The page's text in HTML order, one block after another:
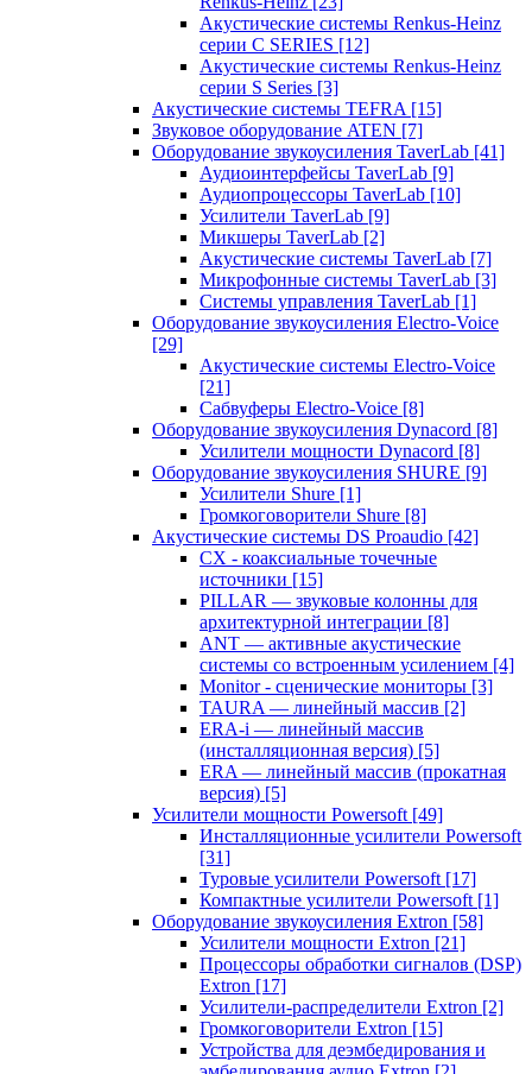
Акустические системы Renkus-Heinz
серии C SERIES [12]
Акустические системы Renkus-Heinz
серии S Series [3]
Акустические системы TEFRA [15]
Звуковое оборудование ATEN [7]
Оборудование звукоусиления TaverLab [41]
Аудиоинтерфейсы TaverLab [9]
Аудиопроцессоры TaverLab [10]
Усилители TaverLab [9]
Микшеры TaverLab [2]
Акустические системы TaverLab [7]
Микрофонные системы TaverLab [3]
Системы управления TaverLab [1]
Оборудование звукоусиления Electro-Voice
[29]
Акустические системы Electro-Voice
[21]
Сабвуферы Electro-Voice [8]
Оборудование звукоусиления Dynacord [8]
Усилители мощности Dynacord [8]
Оборудование звукоусиления SHURE [9]
Усилители Shure [1]
Громкоговорители Shure [8]
Акустические системы DS Proaudio [42]
CX - коаксиальные точечные
источники [15]
PILLAR — звуковые колонны для
архитектурной интеграции [8]
ANT — активные акустические
системы со встроенным усилением [4]
Monitor - сценические мониторы [3]
TAURA — линейный массив [2]
ERA-i — линейный массив
(инсталляционная версия) [5]
ERA — линейный массив (прокатная
версия) [5]
Усилители мощности Powersoft [49]
Инсталляционные усилители Powersoft
[31]
Туровые усилители Powersoft [17]
Компактные усилители Powersoft [1]
Оборудование звукоусиления Extron [58]
Усилители мощности Extron [21]
Процессоры обработки сигналов (DSP)
Extron [17]
Усилители-распределители Extron [2]
Громкоговорители Extron [15]
Устройства для деэмбедирования и